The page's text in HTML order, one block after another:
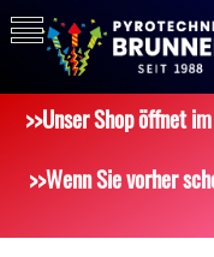
>>Unser Shop öffnet
>>Wenn Sie vorher